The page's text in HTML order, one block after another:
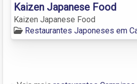
Kaizen Japanese Food
Kaizen Japanese Food
Restaurantes Japoneses em